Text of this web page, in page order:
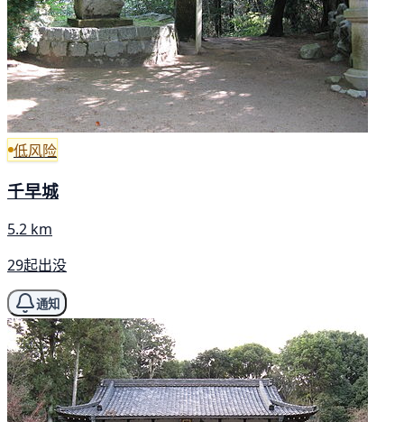
低风险
千早城
5.2 km
29起出没
通知